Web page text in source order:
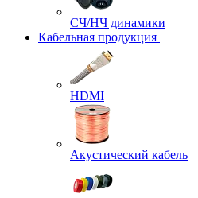
СЧ/НЧ динамики
Кабельная продукция
HDMI
Акустический кабель